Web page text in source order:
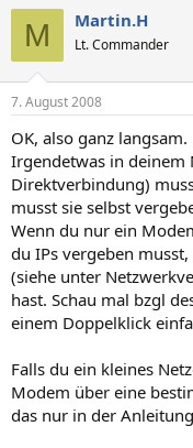
M Martin.H
Lt. Commander
7. August 2008
OK, also ganz langsam.
Irgendetwas in deinem
Direktverbindung)
musst sie selbst
Wenn du nur ein
du IPs vergeben
(siehe unter
hast. Schau mal bzgl
einem Doppelklick
Falls du ein kleines
Modem über eine
das nur in der